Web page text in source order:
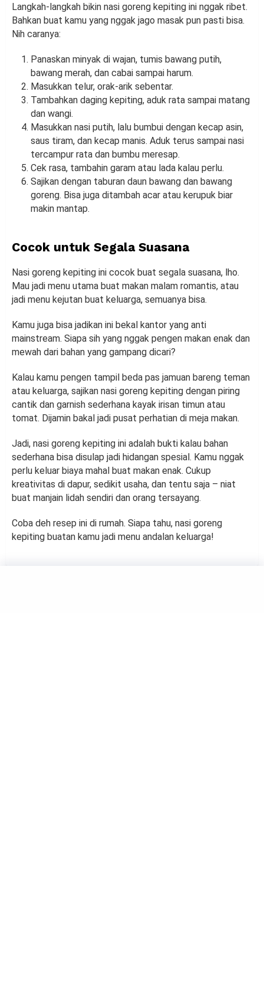
Langkah-langkah bikin nasi goreng kepiting ini nggak ribet.
Bahkan buat kamu yang nggak jago masak pun pasti bisa.
Nih caranya:
Panaskan minyak di wajan, tumis bawang putih,
bawang merah, dan cabai sampai harum.
Masukkan telur, orak-arik sebentar.
Tambahkan daging kepiting, aduk rata sampai matang
dan wangi.
Masukkan nasi putih, lalu bumbui dengan kecap asin,
saus tiram, dan kecap manis. Aduk terus sampai nasi
tercampur rata dan bumbu meresap.
Cek rasa, tambahin garam atau lada kalau perlu.
Sajikan dengan taburan daun bawang dan bawang
goreng. Bisa juga ditambah acar atau kerupuk biar
makin mantap.
Cocok untuk Segala Suasana
Nasi goreng kepiting ini cocok buat segala suasana, lho.
Mau jadi menu utama buat makan malam romantis, atau
jadi menu kejutan buat keluarga, semuanya bisa.
Kamu juga bisa jadikan ini bekal kantor yang anti
mainstream. Siapa sih yang nggak pengen makan enak dan
mewah dari bahan yang gampang dicari?
Kalau kamu pengen tampil beda pas jamuan bareng teman
atau keluarga, sajikan nasi goreng kepiting dengan piring
cantik dan garnish sederhana kayak irisan timun atau
tomat. Dijamin bakal jadi pusat perhatian di meja makan.
Jadi, nasi goreng kepiting ini adalah bukti kalau bahan
sederhana bisa disulap jadi hidangan spesial. Kamu nggak
perlu keluar biaya mahal buat makan enak. Cukup
kreativitas di dapur, sedikit usaha, dan tentu saja – niat
buat manjain lidah sendiri dan orang tersayang.
Coba deh resep ini di rumah. Siapa tahu, nasi goreng
kepiting buatan kamu jadi menu andalan keluarga!